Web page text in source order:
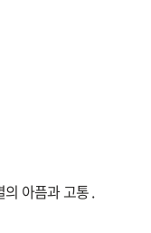
아픔과 고통 .